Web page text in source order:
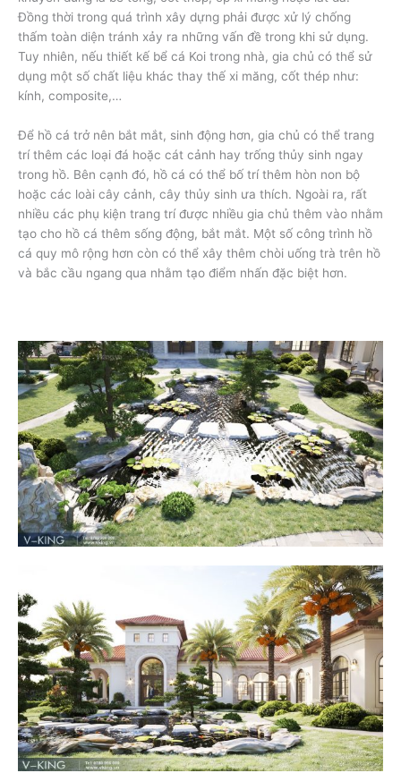
Đồng thời trong quá trình xây dựng phải được xử lý chống
thấm toàn diện tránh xảy ra những vấn đề trong khi sử dụng.
Tuy nhiên, nếu thiết kế bể cá Koi trong nhà, gia chủ có thể sử
dụng một số chất liệu khác thay thế xi măng, cốt thép như:
kính, composite,…
Để hồ cá trở nên bắt mắt, sinh động hơn, gia chủ có thể trang
trí thêm các loại đá hoặc cát cảnh hay trống thủy sinh ngay
trong hồ. Bên cạnh đó, hồ cá có thể bố trí thêm hòn non bộ
hoặc các loài cây cảnh, cây thủy sinh ưa thích. Ngoài ra, rất
nhiều các phụ kiện trang trí được nhiều gia chủ thêm vào nhằm
tạo cho hồ cá thêm sống động, bắt mắt. Một số công trình hồ
cá quy mô rộng hơn còn có thể xây thêm chòi uống trà trên hồ
và bắc cầu ngang qua nhằm tạo điểm nhấn đặc biệt hơn.